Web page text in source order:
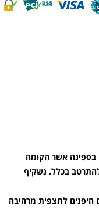
בספינה אשר הקומה
בכלל. נשקיף
היפנים לתצפית מרהיבה